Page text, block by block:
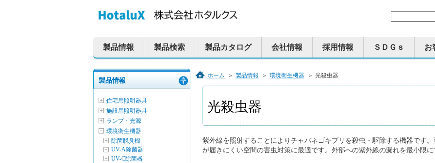
ペ
頭
で
す。
本
ン
プ
す
る。
こ
イ
ト
内
共
通
サ
通
メ
ニ
ュ
ー
製品情報 製品検索 製品カタログ 会社情報 採用情報 ＳＤＧｓ お
サ
通
メ
ニ
ュ
ー
製品情報
住宅用照明器具
施設用照明器具
ランプ・光源
環境衛生機器
除菌脱臭機
UV-A除菌器
UV-C除菌器
ホーム ＞ 製品情報 ＞ 環境衛生機器 ＞ 光殺虫器
光殺虫器
紫外線を照射することによりチャバネゴキブリを殺虫・駆除する機器です
が届きにくい空間の害虫対策に最適です。外部への紫外線の漏れを最小限に